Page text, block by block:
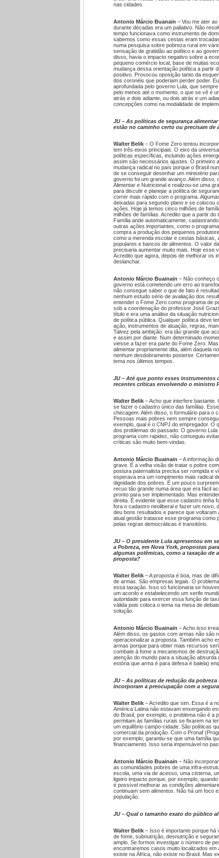
nas cidades.
Antonio Márcio Buanain – Vou me ater
durante décadas era um paliativo. Não
tempo funcionava como instrumento de
sabemos como essas cestas eram
numa pesquisa sobre pobreza rural em
sensação de gratidão ao político e ao
disso, havia o impacto negativo sobre a
pequeno comércio local, base de muitas
mudança dessa orientação política a partir
positivo. Provocou oposição tanto da
dos coronéis que poderiam perder poder.
aprofundada pelo governo Lula, que
pelo menos até o momento, o que se vê é
atrás e dois adiante, ou dois atrás e um
concepções como na modalidade de
JU – As políticas de segurança
estão no caminho certo ou precisam de
Walter Belik– O Fome Zero tentou
tem três eixos principais. O eixo da
políticas específicas, incluindo ações
assim são necessários ajustes. O primeiro
mudança radical no país porque o Brasil
de se conseguir desenhar um ministério
governo foi um grande avanço. Além disso,
Alimentar e Nutricional e realizou-se uma
para discutir e planejar a política de
correr mais rápido com o programa.
deixadas para segundo plano e se colocou
ações. Hoje já temos cinco milhões de
milhões de famílias. Acredito que a partir
Família ande automaticamente,
outras ações importantes, como o
compra a produção dos pequenos
como a merenda escolar e cestas básicas,
populares e bancos de alimentos. O valor
precisaria aumentar muito mais. Hoje esse
Acredito que agora, depois de melhorar os
deslanchar.
Antonio Márcio Buainain – Não conheço
governo está cometendo um erro ao
não consegue saber o que de fato é
nenhum estudo sério de avaliação dos
entender o Fome Zero como programa de
sob a coordenação do professor José
título e era uma análise da situação
de política pública. Qualquer política deve
ação, instrumentos de atuação, regras,
Talvez pela ambição: era tão grande que
e assim por diante. Num determinado
viesse a fazer era parte do Fome Zero.
alimentar propriamente dita, além daquela
nenhum desdobramento posterior.
tema nos últimos tempos.
JU – Até que ponto esses
recentes críticas envolvendo o ministro
Walter Belik– Acho que interfere bastante.
se fazer o cadastro único das famílias.
checagem. Além disso, o formulário para o
Pessoas mais pobres nem sempre
exemplo, qual é o CNPJ do empregador. O
dos problemas do passado. O governo
programa com rapidez, não conseguiu
críticas são muito bem-vindas.
Antonio Márcio Buainain – A informação
grave. É a velha visão de tratar o pobre
postura paternalista precisa ser rompida e
esperava era um rompimento mais radical
dignidade dos pobres. É um pouco
recuo tão grande numa área que era fácil
pronto para ser implementado. Mas
direita. É evidente que esse cadastro tinha
fora o cadastro neoliberal e fazer um novo,
deu bons resultados e parece que
atual gestão tratasse esse programa como
pelas regras democráticas é transitório.
JU – O presidente Lula apresentou em
a Pobreza, em Nova York, propostas
algumas polêmicas, como a taxação de
proposta?
Walter Belik– A proposta é boa, mas de
de armas. São empresas legais. O
essa taxação. Isso só funcionaria se
um acordo e estabelecendo um xerife
autoridade para exercer essa função de
válida pois coloca o tema na mesa de
solução.
Antonio Márcio Buainain – Acho isso
Além disso, os gastos com armas não são
operacionalizar a proposta. Também acho
armas porque para obter mais recursos
combate à fome a mecanismos de
atenção do mundo para a situação
estória que arma é para defesa é balela)
JU – As políticas de redução da
incorporam a preocupação com a
Walter Belik– Acredito que sim. Essa é a
América Latina não estavam enxergando
do Brasil, por exemplo, o problema não é a
permitam às famílias rurais se fixarem na
um equilíbrio campo-cidade. São políticas
comercial da produção. Com o Pronaf
por exemplo, garantiu-se que uma família
financiamento. Isso seria impensável no
Antonio Márcio Buainain – Não
as comunidades pobres de uma infra-
escola, uma via de acesso, uma cisterna,
ligeiro impacto porque, por exemplo,
é possível melhorar as condições
continuam sem alimentos. Não há um foco
população.
JU – Qual o tamanho exato do público
Walter Belik– Isso é importante porque há
de fome, subnutrição, desnutrição e
amplo. Se formos investigar o número de
encontraremos casos muito localizados
existe na África, não existe no Brasil. Mas